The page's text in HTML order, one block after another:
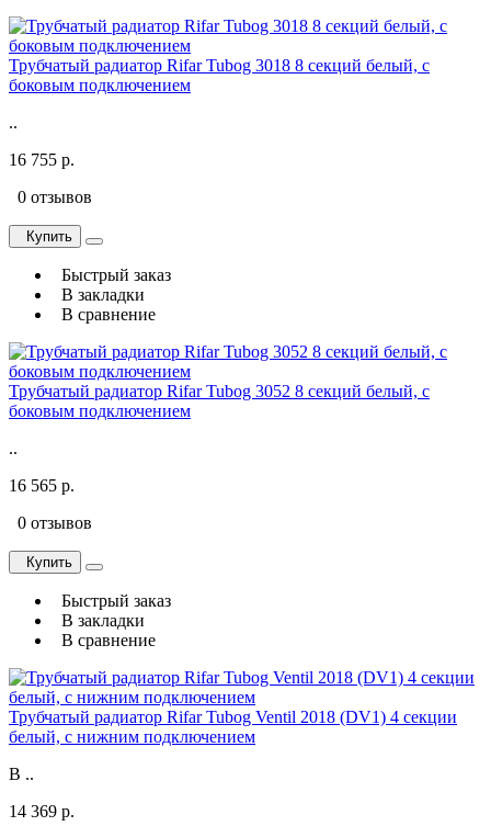
Трубчатый радиатор Rifar Tubog 3018 8 секций белый, с
боковым подключением
..
16 755 р.
0 отзывов
Купить
Быстрый заказ
В закладки
В сравнение
Трубчатый радиатор Rifar Tubog 3052 8 секций белый, с
боковым подключением
..
16 565 р.
0 отзывов
Купить
Быстрый заказ
В закладки
В сравнение
Трубчатый радиатор Rifar Tubog Ventil 2018 (DV1) 4 секции
белый, с нижним подключением
В ..
14 369 р.